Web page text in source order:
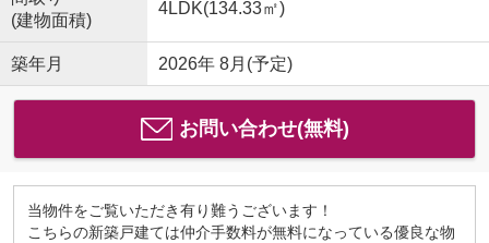
(建物面積)
4LDK(134.33㎡)
築年月 2026年 8月(予定)
お問い合わせ(無料)
当物件をご覧いただき有り難うございます！
こちらの新築戸建ては仲介手数料が無料になっている優良な物